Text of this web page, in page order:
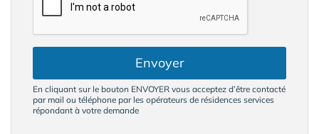
Envoyer
En cliquant sur le bouton ENVOYER vous acceptez d’être contacté
par mail ou téléphone par les opérateurs de résidences services
répondant à votre demande